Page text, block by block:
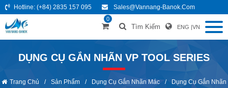
Hotline: (+84) 2835 157 095 Sales@vannang-Banok.com
0
Tìm Kiếm ENG |VN
DỤNG CỤ GẮN NHÃN VP TOOL SERIES
Trang Chủ / Sản Phẩm / Dụng Cụ Gắn Nhãn Mác /
Dụng Cụ Gắn Nhãn